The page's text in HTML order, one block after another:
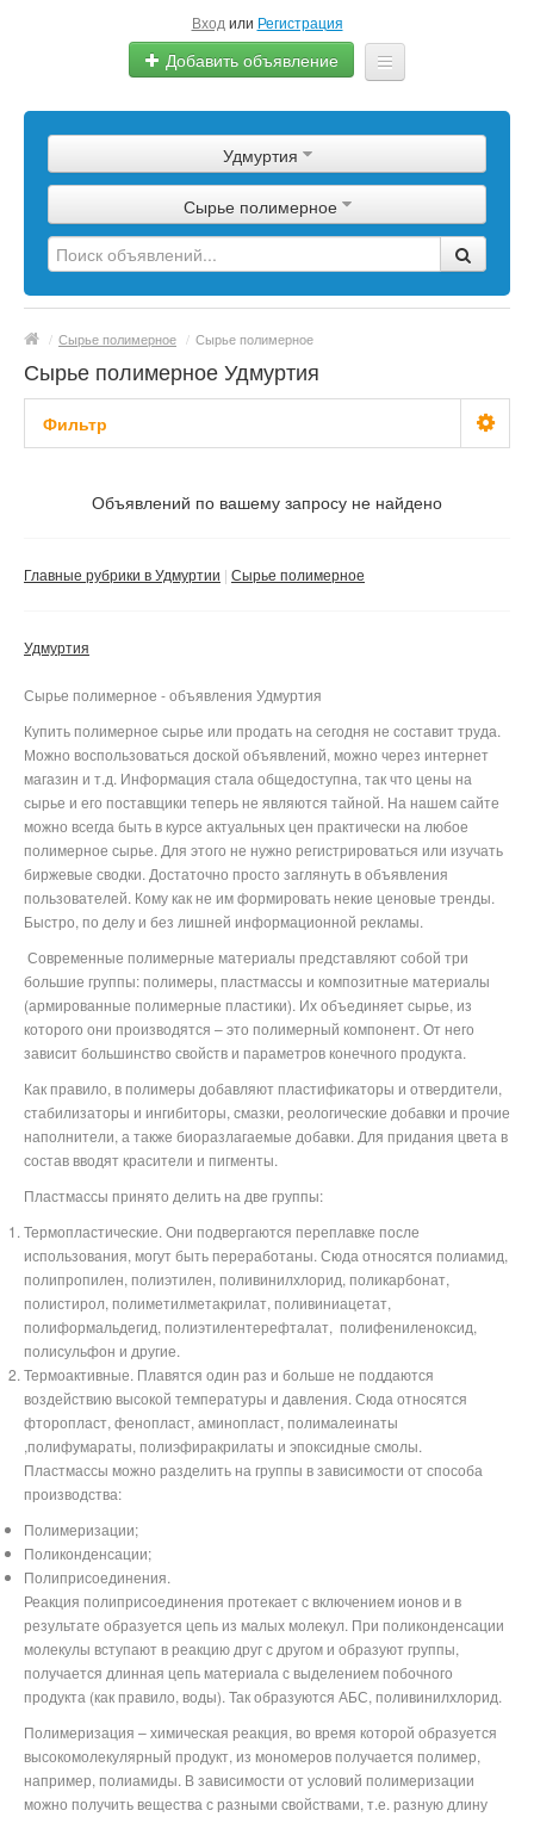
Вход или Регистрация
Добавить объявление
Сырье
Изделия
Оборудование
Еще
Удмуртия
Сырье полимерное
/ Сырье полимерное / Сырье полимерное
Сырье полимерное Удмуртия
Фильтр
Объявлений по вашему запросу не найдено
Главные рубрики в Удмуртии Сырье полимерное
Удмуртия
Сырье полимерное - объявления Удмуртия
Купить полимерное сырье или продать на сегодня не составит труда.
Можно воспользоваться доской объявлений, можно через интернет
магазин и т.д. Информация стала общедоступна, так что цены на
сырье и его поставщики теперь не являются тайной. На нашем сайте
можно всегда быть в курсе актуальных цен практически на любое
полимерное сырье. Для этого не нужно регистрироваться или изучать
биржевые сводки. Достаточно просто заглянуть в объявления
пользователей. Кому как не им формировать некие ценовые тренды.
Быстро, по делу и без лишней информационной рекламы.
Современные полимерные материалы представляют собой три
большие группы: полимеры, пластмассы и композитные материалы
(армированные полимерные пластики). Их объединяет сырье, из
которого они производятся – это полимерный компонент. От него
зависит большинство свойств и параметров конечного продукта.
Как правило, в полимеры добавляют пластификаторы и отвердители,
стабилизаторы и ингибиторы, смазки, реологические добавки и прочие
наполнители, а также биоразлагаемые добавки. Для придания цвета в
состав вводят красители и пигменты.
Пластмассы принято делить на две группы:
Термопластические. Они подвергаются переплавке после
использования, могут быть переработаны. Сюда относятся полиамид,
полипропилен, полиэтилен, поливинилхлорид, поликарбонат,
полистирол, полиметилметакрилат, поливиниацетат,
полиформальдегид, полиэтилентерефталат, полифениленоксид,
полисульфон и другие.
Термоактивные. Плавятся один раз и больше не поддаются
воздействию высокой температуры и давления. Сюда относятся
фторопласт, фенопласт, аминопласт, полималеинаты
,полифумараты, полиэфиракрилаты и эпоксидные смолы.
Пластмассы можно разделить на группы в зависимости от способа
производства:
Полимеризации;
Поликонденсации;
Полиприсоединения.
Реакция полиприсоединения протекает с включением ионов и в
результате образуется цепь из малых молекул. При поликонденсации
молекулы вступают в реакцию друг с другом и образуют группы,
получается длинная цепь материала с выделением побочного
продукта (как правило, воды). Так образуются АБС, поливинилхлорид.
Полимеризация – химическая реакция, во время которой образуется
высокомолекулярный продукт, из мономеров получается полимер,
например, полиамиды. В зависимости от условий полимеризации
можно получить вещества с разными свойствами, т.е. разную длину